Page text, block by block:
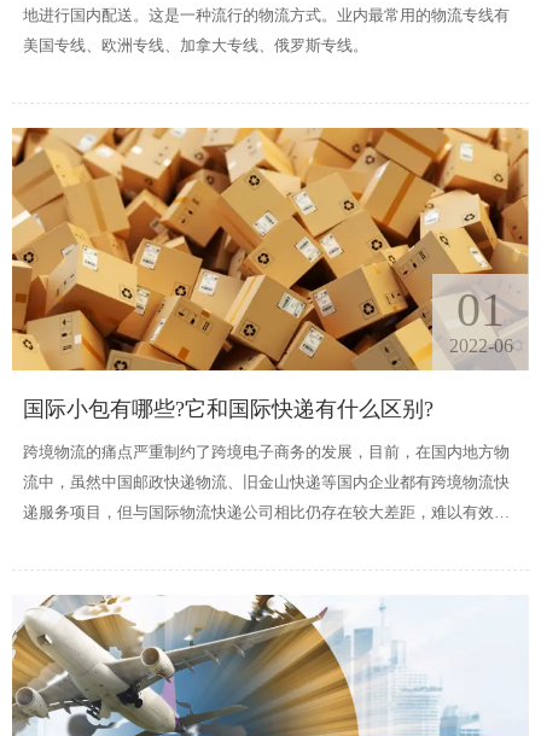
地进行国内配送。这是一种流行的物流方式。业内最常用的物流专线有
美国专线、欧洲专线、加拿大专线、俄罗斯专线。
01
2022-06
国际小包有哪些?它和国际快递有什么区别?
跨境物流的痛点严重制约了跨境电子商务的发展，目前，在国内地方物
流中，虽然中国邮政快递物流、旧金山快递等国内企业都有跨境物流快
递服务项目，但与国际物流快递公司相比仍存在较大差距，难以有效满
正在不断地得到解决，服务水平正在不断提高但情况似乎并不理想面对
各种物流计划。